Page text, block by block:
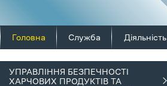
Головна Служба Діяльність
УПРАВЛІННЯ БЕЗПЕЧНОСТІ
ХАРЧОВИХ ПРОДУКТІВ ТА